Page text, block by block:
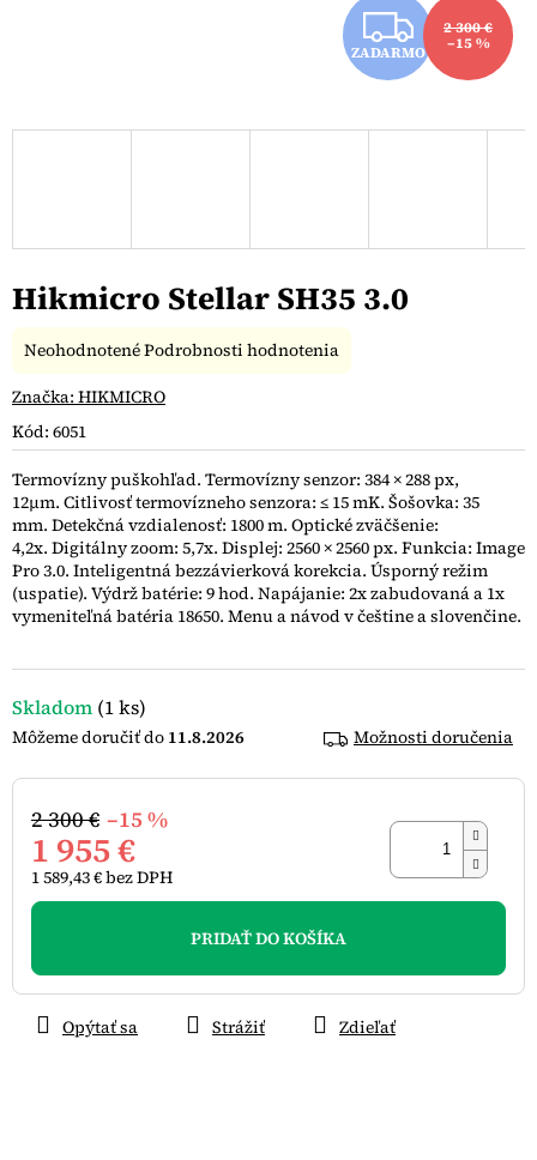
Z
A
D
ZADARMO
2 300 €
–15 %
Hikmicro Stellar SH35 3.0
Kód: 6051
Skladom (1 ks)
11.8.2026 Možnosti doručenia
2 300 € –15 %
1 955 €
1 589,43 € bez DPH
Jednotková
PRIDAŤ DO KOŠÍKA
Termovízny puškohľad. Termovízny senzor: 384 × 288 px,
12μm. Citlivosť termovízneho senzora: ≤ 15 mK. Šošovka: 35
mm. Detekčná vzdialenosť: 1800 m. Optické zväčšenie:
4,2x. Digitálny zoom: 5,7x. Displej: 2560 × 2560 px. Funkcia: Image
Pro 3.0. Inteligentná bezzávierková korekcia. Úsporný režim
(uspatie). Výdrž batérie: 9 hod. Napájanie: 2x zabudovaná a 1x
vymeniteľná batéria 18650. Menu a návod v češtine a slovenčine.
Opýtať sa Strážiť Zdieľať
Priemerné
produktu
0,0
5
hviezdičiek.
NeohodnotenéPodrobnosti hodnotenia
Značka: HIKMICRO